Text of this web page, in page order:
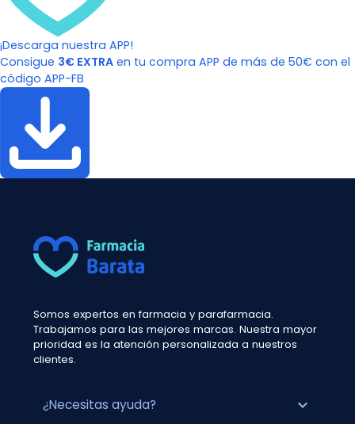
¡Descarga nuestra APP!
Consigue 3€ EXTRA en tu compra APP de más de 50€ con el
código APP-FB
Somos expertos en farmacia y parafarmacia.
Trabajamos para las mejores marcas. Nuestra mayor
prioridad es la atención personalizada a nuestros
clientes.
¿Necesitas ayuda? expand_more